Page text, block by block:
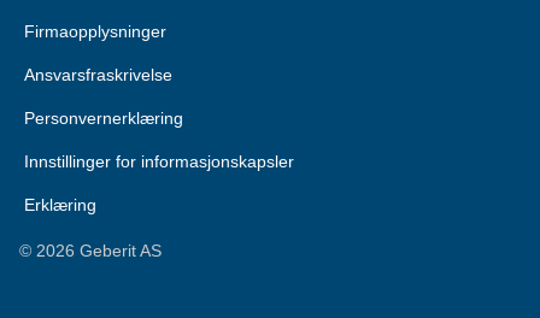
Firmaopplysninger
Ansvarsfraskrivelse
Personvernerklæring
Innstillinger for informasjonskapsler
Erklæring
© 2026 Geberit AS